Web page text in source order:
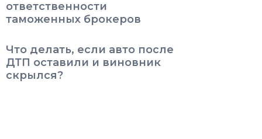
ответственности
таможенных брокеров
Что делать, если авто после
ДТП оставили и виновник
скрылся?